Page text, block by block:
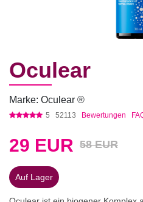
Oculear
Marke: Oculear ®
5 52113 Bewertungen
29 EUR 58 EUR
Auf Lager